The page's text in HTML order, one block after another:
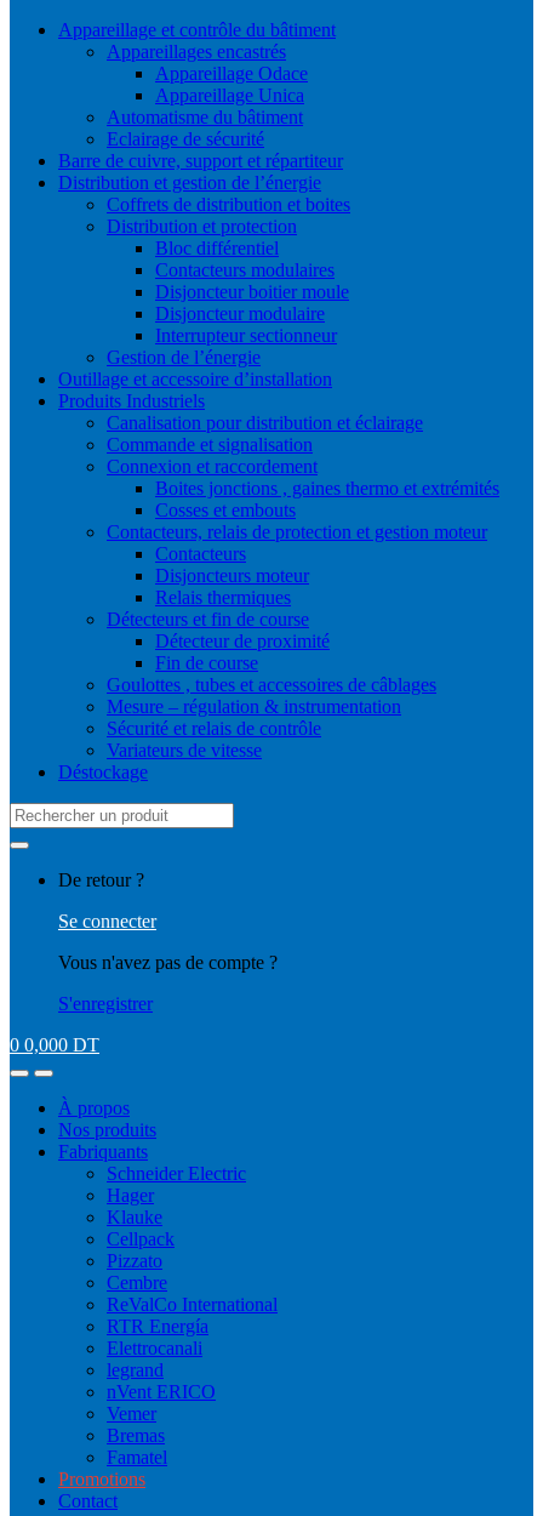
Appareillage et contrôle du bâtiment
Appareillages encastrés
Appareillage Odace
Appareillage Unica
Automatisme du bâtiment
Eclairage de sécurité
Barre de cuivre, support et répartiteur
Distribution et gestion de l’énergie
Coffrets de distribution et boites
Distribution et protection
Bloc différentiel
Contacteurs modulaires
Disjoncteur boitier moule
Disjoncteur modulaire
Interrupteur sectionneur
Gestion de l’énergie
Outillage et accessoire d’installation
Produits Industriels
Canalisation pour distribution et éclairage
Commande et signalisation
Connexion et raccordement
Boites jonctions , gaines thermo et extrémités
Cosses et embouts
Contacteurs, relais de protection et gestion moteur
Contacteurs
Disjoncteurs moteur
Relais thermiques
Détecteurs et fin de course
Détecteur de proximité
Fin de course
Goulottes , tubes et accessoires de câblages
Mesure – régulation & instrumentation
Sécurité et relais de contrôle
Variateurs de vitesse
Déstockage
Search
for:
De retour ?
Se connecter
Vous n'avez pas de compte ?
S'enregistrer
0 0,000 DT
À propos
Nos produits
Fabriquants
Schneider Electric
Hager
Klauke
Cellpack
Pizzato
Cembre
ReValCo International
RTR Energía
Elettrocanali
legrand
nVent ERICO
Vemer
Bremas
Famatel
Promotions
Contact